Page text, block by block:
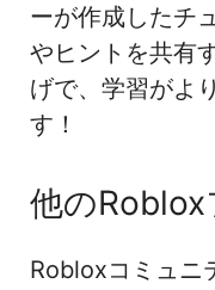
ーが作成したチ
やヒントを共有
げで、学習がよ
す！
他の
Robloxコミュニ